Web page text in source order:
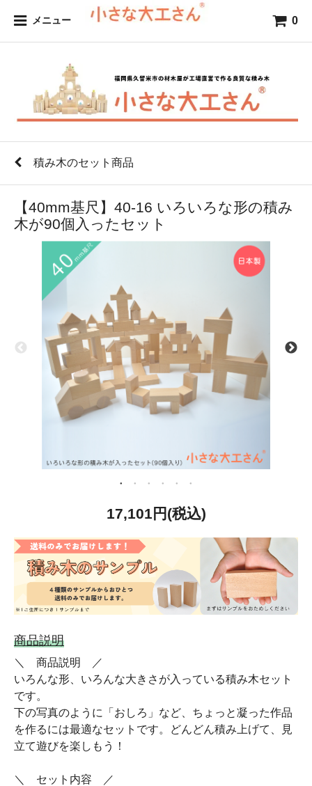
メニュー 0
積み木のセット商品
【40mm基尺】40-16 いろいろな形の積み
木が90個入ったセット
17,101円(税込)
商品説明
＼ 商品説明 ／
いろんな形、いろんな大きさが入っている積み木セット
です。
下の写真のように「おしろ」など、ちょっと凝った作品
を作るには最適なセットです。どんどん積み上げて、見
立て遊びを楽しもう！
＼ セット内容 ／